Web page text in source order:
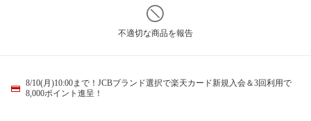
不適切な商品を報告
8/10(月)10:00まで！JCBブランド選択で楽天カード新規入会＆3回利用で
8,000ポイント進呈！